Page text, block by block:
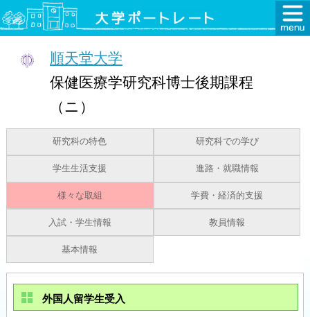
順天堂大学
保健医療学研究科博士後期課程
（ニ）
研究科の特色 研究科での学び
学生生活支援 進路・就職情報
様々な取組 学費・経済的支援
入試・学生情報 教員情報
基本情報
外国人留学生受入